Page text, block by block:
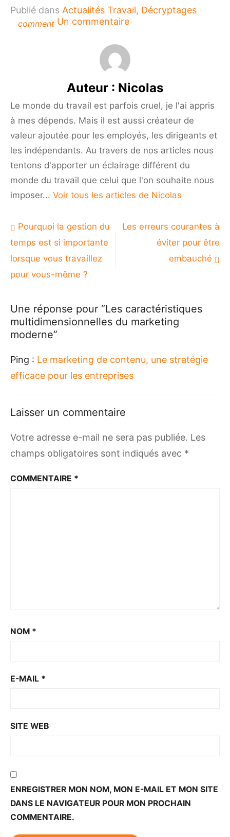
Publié dans Actualités Travail, Décryptages
comment Un commentairesur
multidimensionnelles
du
moderne
Auteur : Nicolas
Le monde du travail est parfois cruel, je l'ai appris
à mes dépends. Mais il est aussi créateur de
valeur ajoutée pour les employés, les dirigeants et
les indépendants. Au travers de nos articles nous
tentons d'apporter un éclairage différent du
monde du travail que celui que l'on souhaite nous
imposer... Voir tous les articles de Nicolas
Navigation
de
l’article
Pourquoi la gestion du
temps est si importante
lorsque vous travaillez
pour vous-même ?
Les erreurs courantes à
éviter pour être
embauché
Une réponse pour “Les caractéristiques
multidimensionnelles du marketing
moderne”
Ping : Le marketing de contenu, une stratégie
efficace pour les entreprises
Laisser un commentaire
Votre adresse e-mail ne sera pas publiée. Les
champs obligatoires sont indiqués avec *
COMMENTAIRE *
NOM *
E-MAIL *
SITE WEB
ENREGISTRER MON NOM, MON E-MAIL ET MON SITE
DANS LE NAVIGATEUR POUR MON PROCHAIN
COMMENTAIRE.